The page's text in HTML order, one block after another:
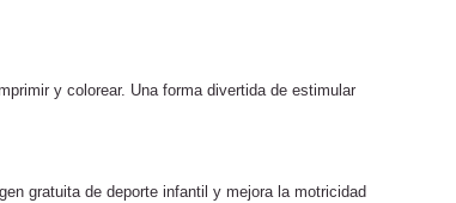
y colorear. Una forma divertida de estimular
gratuita de deporte infantil y mejora la motricidad